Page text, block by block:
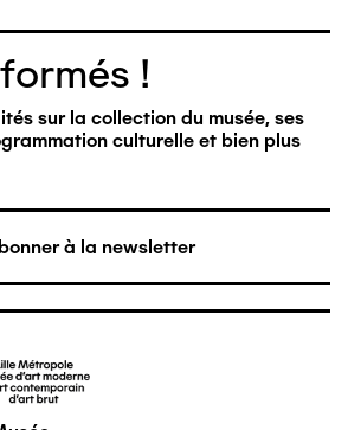
!
sur la collection du musée, ses
culturelle et bien plus
à la newsletter